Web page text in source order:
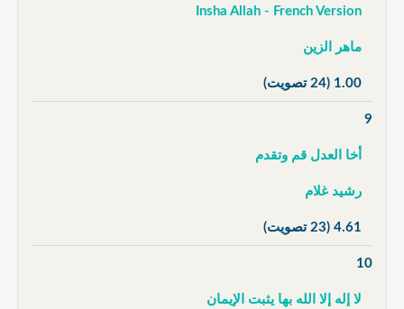
Insha Allah - French Version
ماهر الزين
1.00 (24 تصويت)
9
أخا العدل قم وتقدم
رشيد غلام
4.61 (23 تصويت)
10
لا إله إلا الله بها يثبت الإيمان